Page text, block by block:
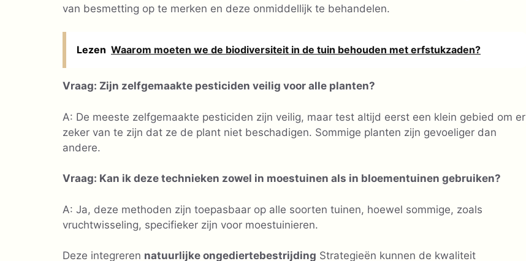
van besmetting op te merken en deze onmiddellijk te behandelen.
Lezen Waarom moeten we de biodiversiteit in de tuin behouden met erfstukzaden?
Vraag: Zijn zelfgemaakte pesticiden veilig voor alle planten?
A: De meeste zelfgemaakte pesticiden zijn veilig, maar test altijd eerst een klein gebied om er
zeker van te zijn dat ze de plant niet beschadigen. Sommige planten zijn gevoeliger dan
andere.
Vraag: Kan ik deze technieken zowel in moestuinen als in bloementuinen gebruiken?
A: Ja, deze methoden zijn toepasbaar op alle soorten tuinen, hoewel sommige, zoals
vruchtwisseling, specifieker zijn voor moestuinieren.
Deze integreren natuurlijke ongediertebestrijding Strategieën kunnen de kwaliteit